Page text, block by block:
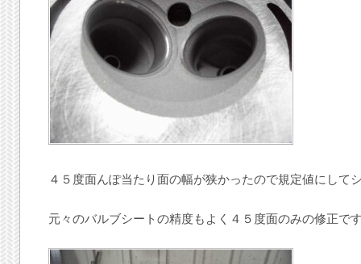
４５度面んぽ当たり面の幅が狭かったので規定値にして
元々のバルブシートの精度もよく４５度面のみの修正で